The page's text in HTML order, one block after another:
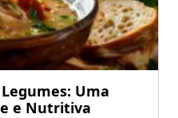
Uma
e Nutritiva